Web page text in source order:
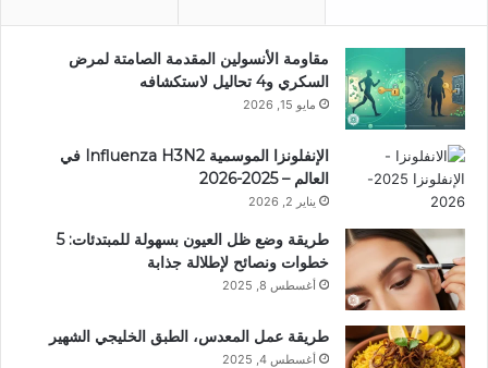
مقاومة الأنسولين المقدمة الصامتة لمرض
السكري و4 تحاليل لاستكشافه
مايو 15, 2026
الإنفلونزا الموسمية Influenza H3N2 في
العالم – 2025-2026
يناير 2, 2026
طريقة وضع ظل العيون بسهولة للمبتدئات: 5
خطوات ونصائح لإطلالة جذابة
أغسطس 8, 2025
طريقة عمل المعدس، الطبق الخليجي الشهير
أغسطس 4, 2025